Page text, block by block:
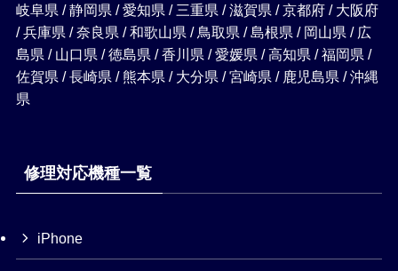
岐阜県 / 静岡県 / 愛知県 / 三重県 / 滋賀県 / 京都府 / 大阪府
/ 兵庫県 / 奈良県 / 和歌山県 / 鳥取県 / 島根県 / 岡山県 / 広
島県 / 山口県 / 徳島県 / 香川県 / 愛媛県 / 高知県 / 福岡県 /
佐賀県 / 長崎県 / 熊本県 / 大分県 / 宮崎県 / 鹿児島県 / 沖縄
県
修理対応機種一覧
iPhone